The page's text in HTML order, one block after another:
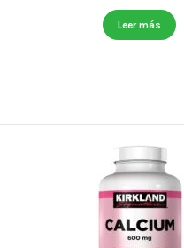
Leer más